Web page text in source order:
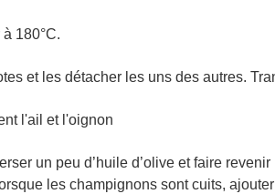
180°C.
et les détacher les uns des autres.
l'ail et l'oignon
un peu d’huile d’olive et faire
les champignons sont cuits,